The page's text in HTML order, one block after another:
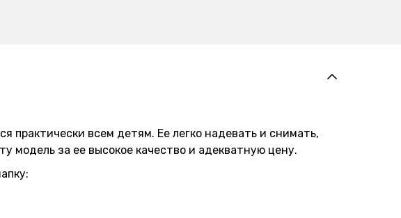
практически всем детям. Ее легко надевать и снимать,
модель за ее высокое качество и адекватную цену.